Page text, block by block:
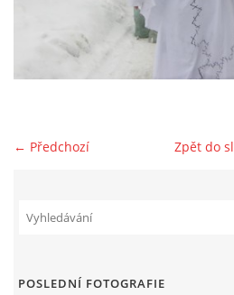
OZNAČENÍ HASIČSKÉ TECHNIKY
PRO ČLENY (ZAMČENO)
KONTAKT
← Předchozí Zpět do
POSLEDNÍ FOTOGRAFIE